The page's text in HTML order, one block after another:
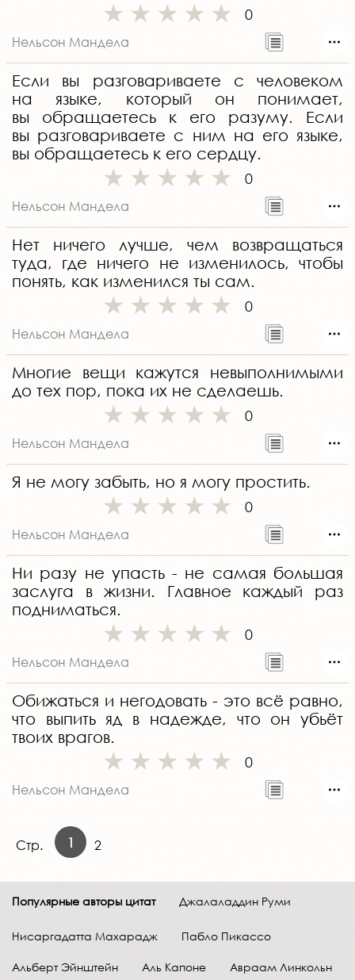
0
Нельсон Мандела
Если вы разговариваете с человеком
на языке, который он понимает,
вы обращаетесь к его разуму. Если
вы разговариваете с ним на его языке,
вы обращаетесь к его сердцу.
0
Нельсон Мандела
Нет ничего лучше, чем возвращаться
туда, где ничего не изменилось, чтобы
понять, как изменился ты сам.
0
Нельсон Мандела
Многие вещи кажутся невыполнимыми
до тех пор, пока их не сделаешь.
0
Нельсон Мандела
Я не могу забыть, но я могу простить.
0
Нельсон Мандела
Ни разу не упасть - не самая большая
заслуга в жизни. Главное каждый раз
подниматься.
0
Нельсон Мандела
Обижаться и негодовать - это всё равно,
что выпить яд в надежде, что он убьёт
твоих врагов.
0
Нельсон Мандела
Стр. 1 2
Популярные авторы цитат Джалаладдин Руми
Нисаргадатта Махарадж Пабло Пикассо
Альберт Эйнштейн Аль Капоне Авраам Линкольн